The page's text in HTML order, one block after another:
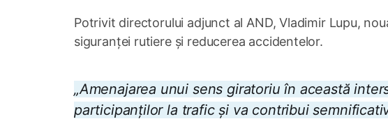
Potrivit directorului adjunct al AND, Vladimir Lupu,
siguranței rutiere și reducerea accidentelor.
„Amenajarea unui sens giratoriu în această
participanților la trafic și va contribui